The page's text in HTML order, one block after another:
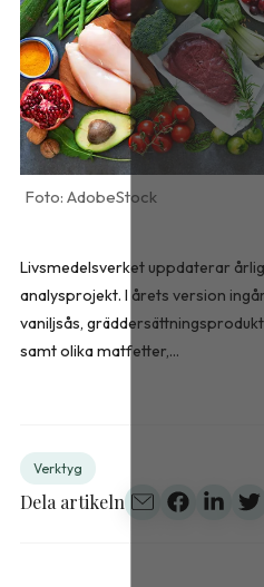
AdobeStock
Livsmedelsverket uppdaterar
analysprojekt. I årets version
vaniljsås,
samt olika matfetter,...
Verktyg
Dela artikeln